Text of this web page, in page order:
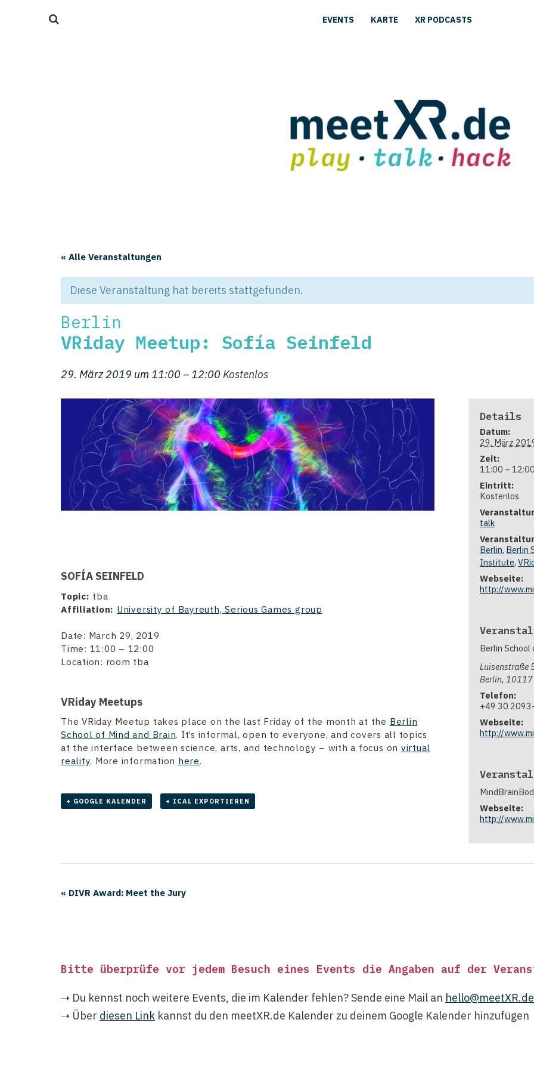
EVENTS KARTE XR PODCASTS
« Alle Veranstaltungen
Diese Veranstaltung hat bereits stattgefunden.
Berlin
VRiday Meetup: Sofía Seinfeld
29. März 2019 um 11:00 –12:00 Kostenlos
SOFÍA SEINFELD
Topic: tba
Affiliation: University of Bayreuth, Serious Games group
Date: March 29, 2019
Time: 11:00 – 12:00
Location: room tba
VRiday Meetups
The VRiday Meetup takes place on the last Friday of the month at the Berlin
School of Mind and Brain. It’s informal, open to everyone, and covers all topics
at the interface between science, arts, and technology – with a focus on virtual
reality. More information here.
+ GOOGLE KALENDER + ICAL EXPORTIEREN
Details
Datum:
29. März
Zeit:
11:00 – 12:00
Eintritt:
Kostenlos
talk
Berlin, Berlin
Institute,
Webseite:
http://
Berlin School
Luisenstraße
Berlin, 10117
Telefon:
+49 30
Webseite:
http://
Webseite:
http://
« DIVR Award: Meet the Jury
Bitte überprüfe vor jedem Besuch eines Events die Angaben auf der
➝ Du kennst noch weitere Events, die im Kalender fehlen? Sende eine Mail an hello@meetXR.de
➝ Über diesen Link kannst du den meetXR.de Kalender zu deinem Google Kalender hinzufügen